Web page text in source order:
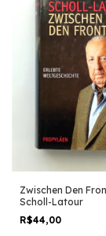
Zwischen Den
Scholl-Latour
R$44,00